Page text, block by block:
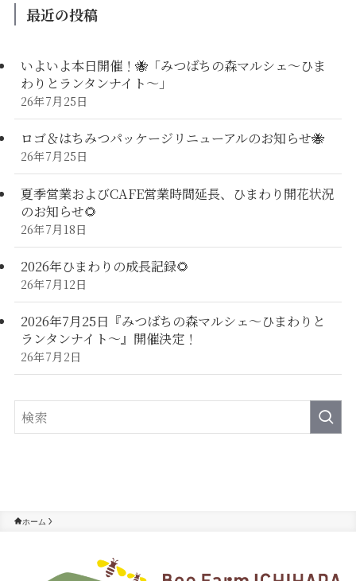
最近の投稿
いよいよ本日開催！🐝「みつばちの森マルシェ〜ひま
わりとランタンナイト〜」
26年7月25日
ロゴ＆はちみつパッケージリニューアルのお知らせ🐝
26年7月25日
夏季営業およびCAFE営業時間延長、ひまわり開花状況
のお知らせ🌻
26年7月18日
2026年ひまわりの成長記録🌻
26年7月12日
2026年7月25日『みつばちの森マルシェ～ひまわりと
ランタンナイト～』開催決定！
26年7月2日
ホーム